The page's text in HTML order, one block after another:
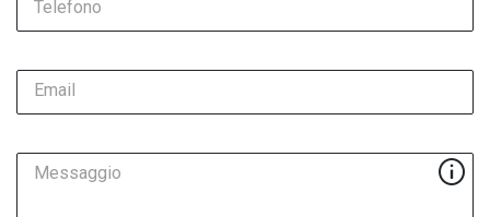
Telefono
Email
Messaggio